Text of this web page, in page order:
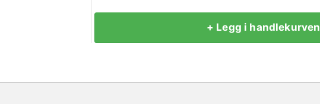
+ Legg i handlekurven